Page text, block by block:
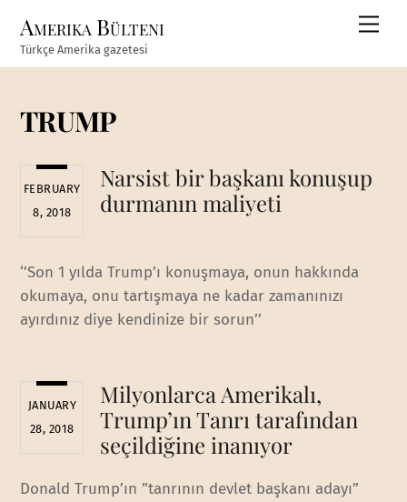
content
Amerika Bülteni
Türkçe Amerika gazetesi
TRUMP
FEBRUARY
8, 2018
Narsist bir başkanı konuşup
durmanın maliyeti
‘’Son 1 yılda Trump’ı konuşmaya, onun hakkında
okumaya, onu tartışmaya ne kadar zamanınızı
ayırdınız diye kendinize bir sorun’’
JANUARY
28, 2018
Milyonlarca Amerikalı,
Trump’ın Tanrı tarafından
seçildiğine inanıyor
Donald Trump’ın ”tanrının devlet başkanı adayı”